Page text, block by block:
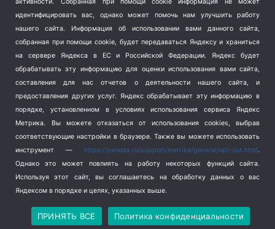
Школа и спорт (2)
Экология (8)
Экономика (1172)
Политика конфиденциальности
идентифицировать вас, однако может помочь нам улучшить работу
нашего сайта. Информация об использовании вами данного сайта,
собранная при помощи cookie, будет передаваться Яндексу и храниться
на сервере Яндекса в ЕС и Российской Федерации. Яндекс будет
обрабатывать эту информацию для оценки использования вами сайта,
составления для нас отчетов о деятельности нашего сайта, и
предоставления других услуг. Яндекс обрабатывает эту информацию в
порядке, установленном в условиях использования сервиса Яндекс
Метрика.
Вы можете отказаться от использования cookies, выбрав
соответствующие настройки в браузере. Также вы можете использовать
инструмент — https://yandex.ru/support/metrika/general/opt-out.html.
Однако это может повлиять на работу некоторых функций сайта.
Используя этот сайт, вы соглашаетесь на обработку данных о вас
Яндексом в порядке и целях, указанных выше.
ПРИНЯТЬ ВСЕ Политика конфиденциальности